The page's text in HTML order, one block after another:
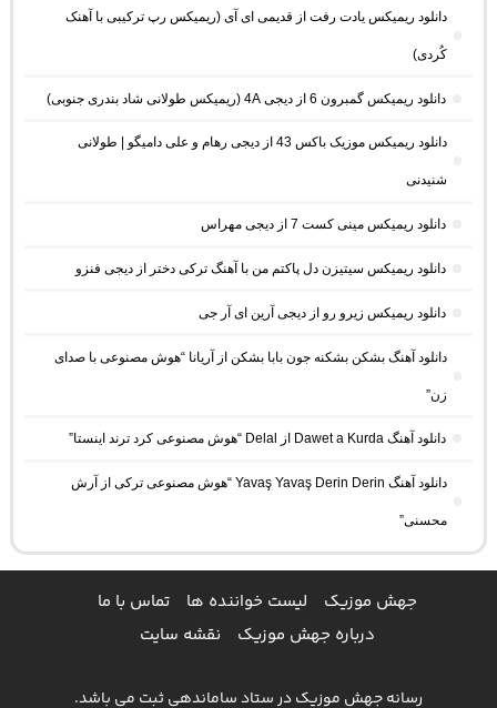
دانلود ریمیکس یادت رفت از قدیمی ای آی (ریمیکس رپ ترکیبی با آهنک
کُردی)
دانلود ریمیکس گمبرون 6 از دیجی 4A (ریمیکس طولانی شاد بندری جنوبی)
دانلود ریمیکس موزیک باکس 43 از دیجی رهام و علی دامیگو | طولانی
شنیدنی
دانلود ریمیکس مینی کست 7 از دیجی مهراس
دانلود ریمیکس سیتیزن دل پاکتم من با آهنگ ترکی دختر از دیجی فنزو
دانلود ریمیکس زیرو رو از دیجی آرین ای آر جی
دانلود آهنگ بشکن بشکنه جون بابا بشکن از آریانا “هوش مصنوعی با صدای
زن”
دانلود آهنگ Dawet a Kurda از Delal “هوش مصنوعی کرد ترند اینستا”
دانلود آهنگ Yavaş Yavaş Derin Derin “هوش مصنوعی ترکی از آرش
محسنی”
جهش موزیک لیست خواننده ها
تماس با ما
درباره جهش موزیک
نقشه سایت
رسانه جهش موزیک در ستاد ساماندهی ثبت می باشد.